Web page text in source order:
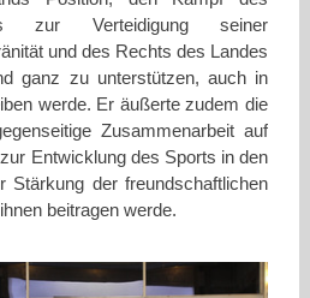
zur Verteidigung seiner
und des Rechts des Landes
ganz zu unterstützen, auch in
werde. Er äußerte zudem die
Zusammenarbeit auf
Entwicklung des Sports in den
Stärkung der freundschaftlichen
beitragen werde.